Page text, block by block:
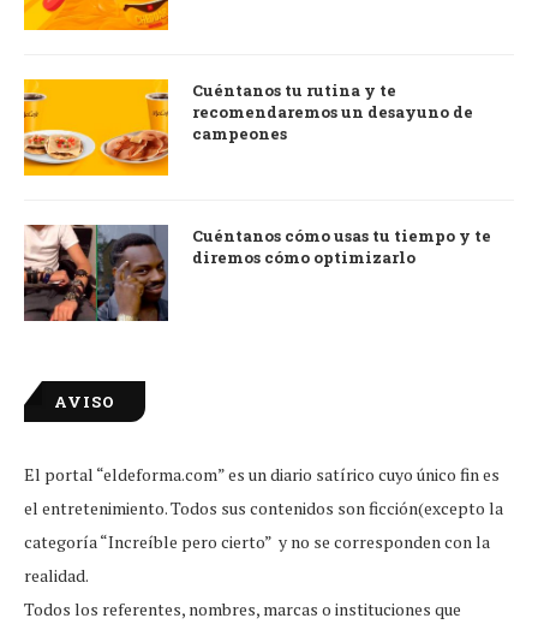
Cuéntanos tu rutina y te
recomendaremos un desayuno de
campeones
Cuéntanos cómo usas tu tiempo y te
diremos cómo optimizarlo
AVISO
El portal “eldeforma.com” es un diario satírico cuyo único fin es
el entretenimiento. Todos sus contenidos son ficción(excepto la
categoría “Increíble pero cierto” y no se corresponden con la
realidad.
Todos los referentes, nombres, marcas o instituciones que